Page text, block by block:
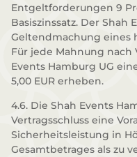
Entgeltforderungen 9
Basiszinssatz. Der Shah
Geltendmachung eines
Für jede Mahnung
Events Hamburg UG
5,00 EUR erheben.
4.6. Die Shah Events
Vertragsschluss eine
Sicherheitsleistung in
Gesamtbetrages als zu